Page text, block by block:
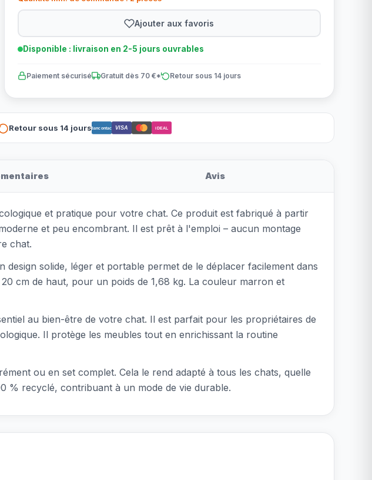
Ajouter aux favoris
Disponible : livraison en 2-5 jours ouvrables
Paiement sécurisé Gratuit dès 70 €* Retour sous 14 jours
Retour sous 14 joursBancontact VISA iDEAL
Avis
et pratique pour votre chat. Ce produit est fabriqué à partir
et peu encombrant. Il est prêt à l'emploi – aucun montage
chat.
solide, léger et portable permet de le déplacer facilement dans
cm de haut, pour un poids de 1,68 kg. La couleur marron et
au bien-être de votre chat. Il est parfait pour les propriétaires de
Il protège les meubles tout en enrichissant la routine
ou en set complet. Cela le rend adapté à tous les chats, quelle
% recyclé, contribuant à un mode de vie durable.